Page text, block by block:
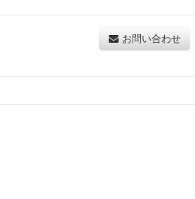
お問い合わせ